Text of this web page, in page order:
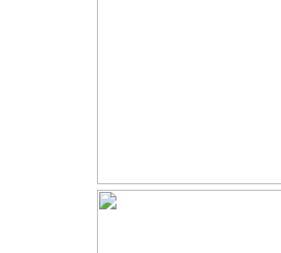
强基计划面试